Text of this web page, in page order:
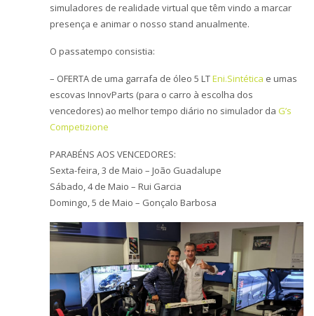
v
i
i
o
simuladores de realidade virtual que têm vindo a marcar
presença e animar o nosso stand anualmente.
O passatempo consistia:
– OFERTA de uma garrafa de óleo 5 LTEni.Sintética e umas
escovas InnovParts (para o carro à escolha dos
vencedores) ao melhor tempo diário no simulador da G’s
Competizione
PARABÉNS AOS VENCEDORES:
Sexta-feira, 3 de Maio – João Guadalupe
Sábado, 4 de Maio – Rui Garcia
Domingo, 5 de Maio – Gonçalo Barbosa